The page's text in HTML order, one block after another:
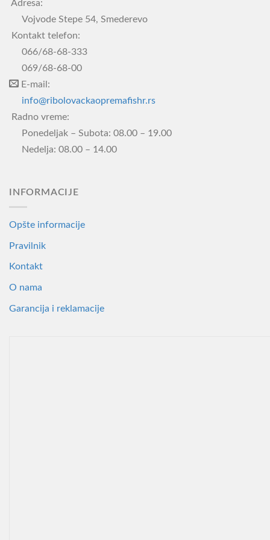
Опције
могу
бити
изабране
на
страници
производа.
Adresa:
Vojvode Stepe 54, Smederevo
Kontakt telefon:
066/68-68-333
069/68-68-00
E-mail:
info@ribolovackaopremafishr.rs
Radno vreme:
Ponedeljak – Subota: 08.00 – 19.00
Nedelja: 08.00 – 14.00
INFORMACIJE
Opšte informacije
Pravilnik
Kontakt
O nama
Garancija i reklamacije